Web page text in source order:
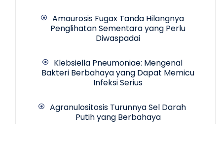
Amaurosis Fugax Tanda Hilangnya
Penglihatan Sementara yang Perlu
Diwaspadai
Klebsiella Pneumoniae: Mengenal
Bakteri Berbahaya yang Dapat Memicu
Infeksi Serius
Agranulositosis Turunnya Sel Darah
Putih yang Berbahaya